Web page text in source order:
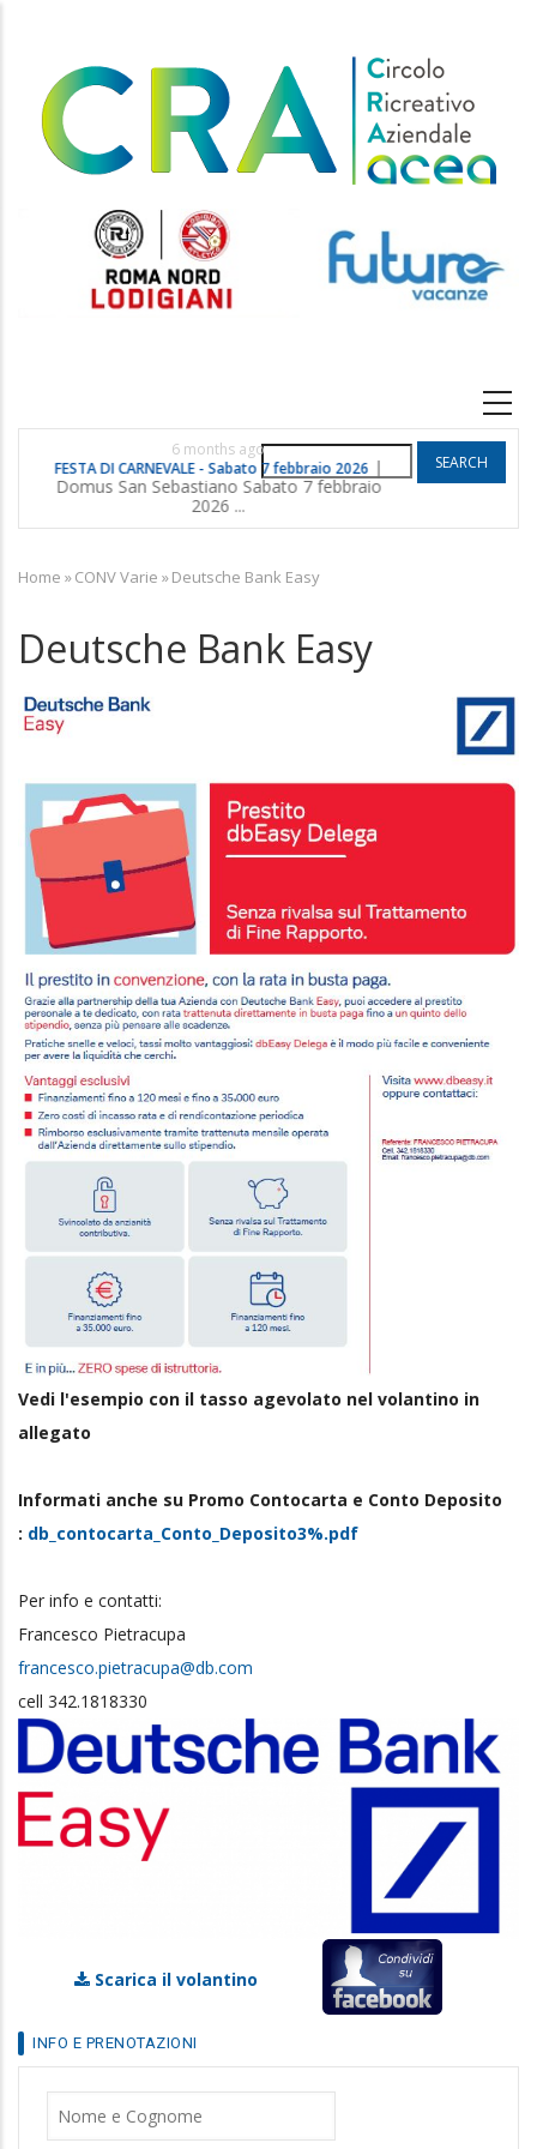
content
6 months ago
FESTA DI CARNEVALE - Sabato 7 febbraio 2026 |
Domus San Sebastiano Sabato 7 febbraio
2026 ...
POGGIO
Search
Breadcrumb
Home »CONV Varie »Deutsche Bank Easy
Deutsche Bank Easy
Vedi l'esempio con il tasso agevolato nel volantino in
allegato
Informati anche su Promo Contocarta e Conto Deposito
: db_contocarta_Conto_Deposito3%.pdf
Per info e contatti:
Francesco Pietracupa
francesco.pietracupa@db.com
cell 342.1818330
Scarica il volantino
INFO E PRENOTAZIONI
Nome